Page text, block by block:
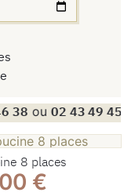
38ou 02 43 49 45
8 places
€